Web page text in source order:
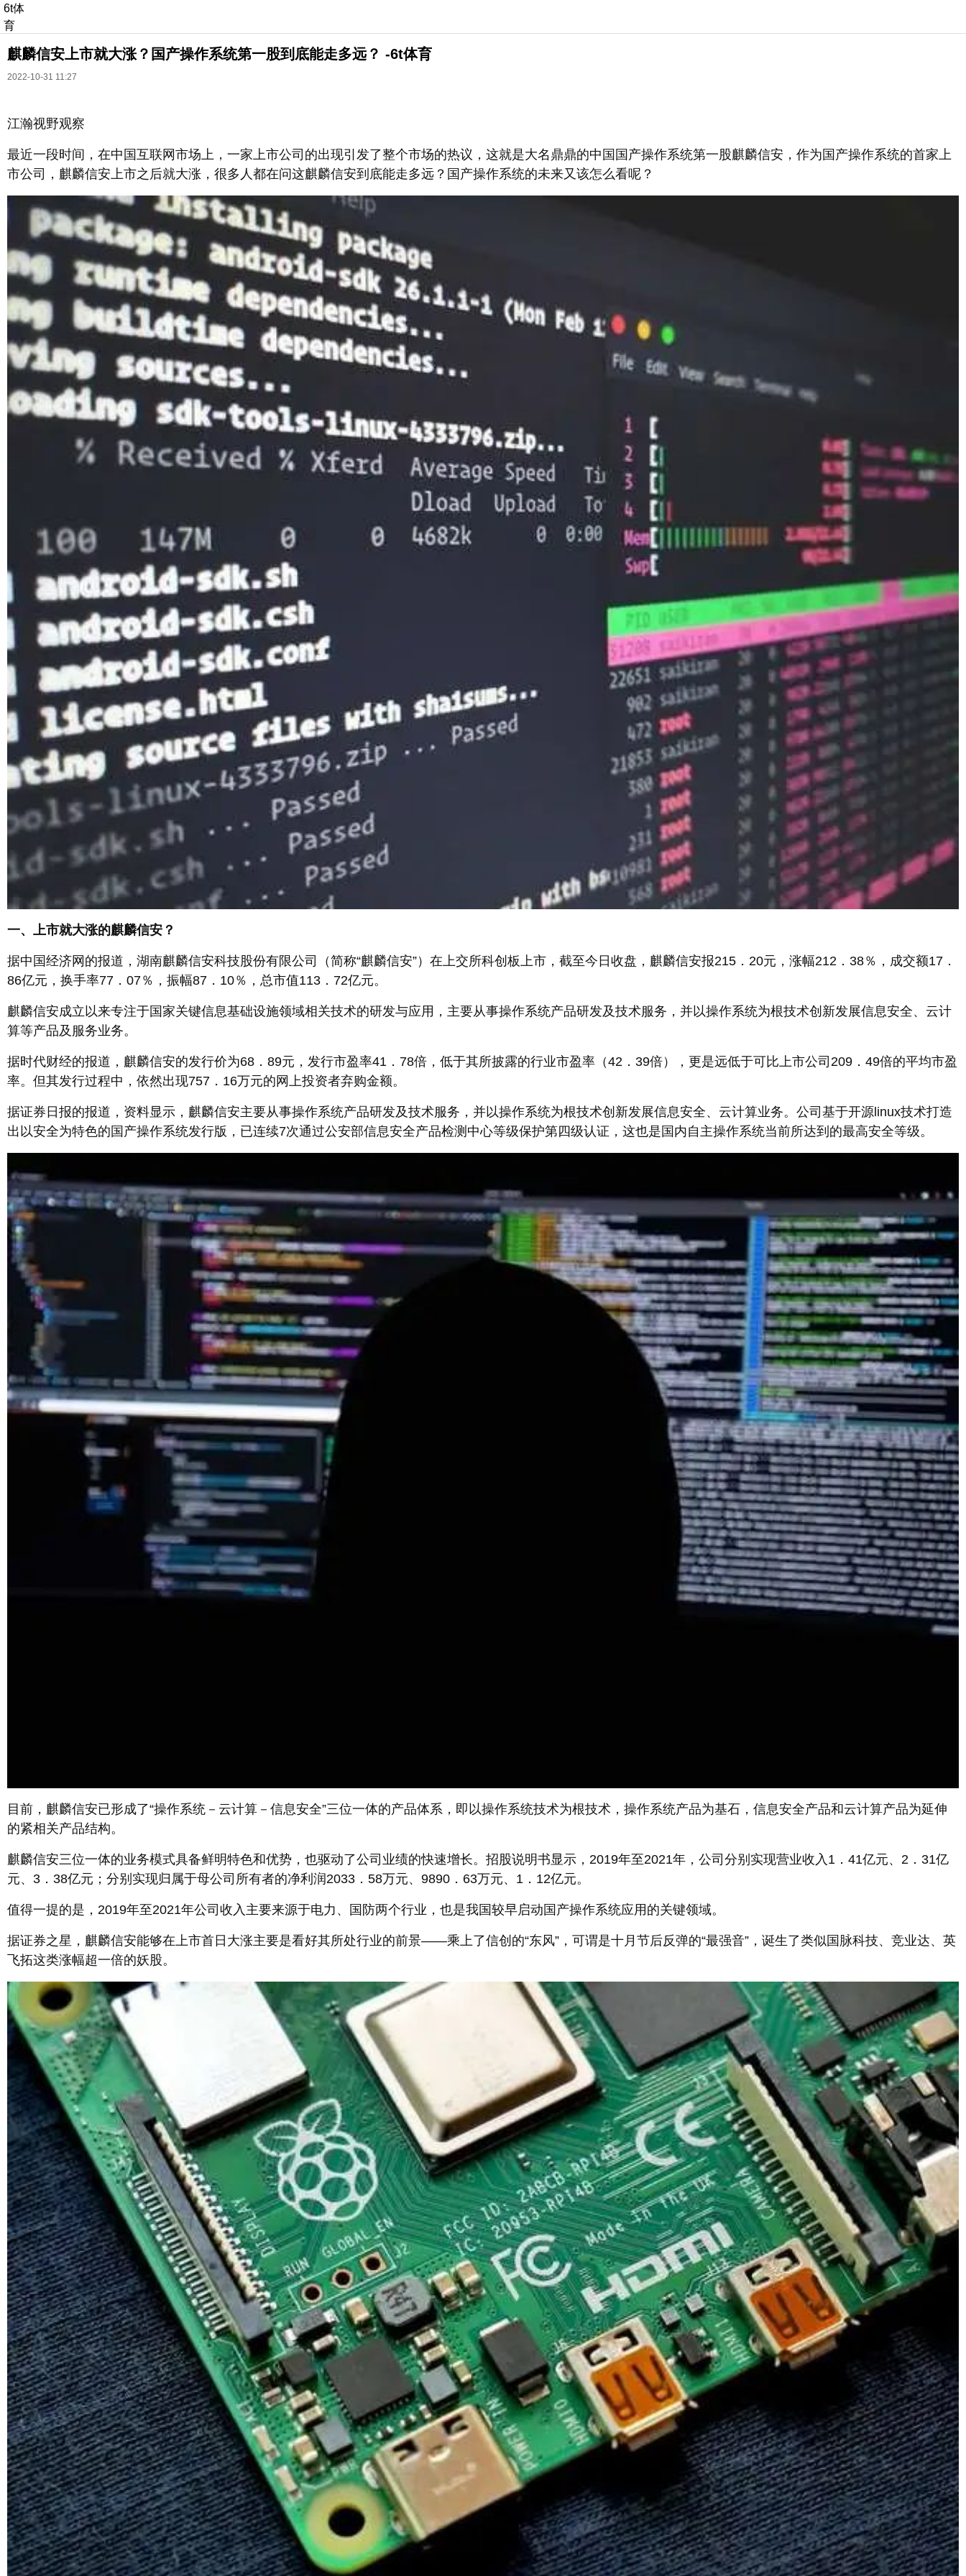
6t体
育
麒麟信安上市就大涨？国产操作系统第一股到底能走多远？ -6t体育
2022-10-31 11:27
江瀚视野观察
最近一段时间，在中国互联网市场上，一家上市公司的出现引发了整个市场的热议，这就是大名鼎鼎的中国国产操作系统第一股麒麟信安，作为国产操作系统的首家上
市公司，麒麟信安上市之后就大涨，很多人都在问这麒麟信安到底能走多远？国产操作系统的未来又该怎么看呢？
一、上市就大涨的麒麟信安？
据中国经济网的报道，湖南麒麟信安科技股份有限公司（简称“麒麟信安”）在上交所科创板上市，截至今日收盘，麒麟信安报215．20元，涨幅212．38％，成交额17．
86亿元，换手率77．07％，振幅87．10％，总市值113．72亿元。
麒麟信安成立以来专注于国家关键信息基础设施领域相关技术的研发与应用，主要从事操作系统产品研发及技术服务，并以操作系统为根技术创新发展信息安全、云计
算等产品及服务业务。
据时代财经的报道，麒麟信安的发行价为68．89元，发行市盈率41．78倍，低于其所披露的行业市盈率（42．39倍），更是远低于可比上市公司209．49倍的平均市盈
率。但其发行过程中，依然出现757．16万元的网上投资者弃购金额。
据证券日报的报道，资料显示，麒麟信安主要从事操作系统产品研发及技术服务，并以操作系统为根技术创新发展信息安全、云计算业务。公司基于开源linux技术打造
出以安全为特色的国产操作系统发行版，已连续7次通过公安部信息安全产品检测中心等级保护第四级认证，这也是国内自主操作系统当前所达到的最高安全等级。
目前，麒麟信安已形成了“操作系统－云计算－信息安全”三位一体的产品体系，即以操作系统技术为根技术，操作系统产品为基石，信息安全产品和云计算产品为延伸
的紧相关产品结构。
麒麟信安三位一体的业务模式具备鲜明特色和优势，也驱动了公司业绩的快速增长。招股说明书显示，2019年至2021年，公司分别实现营业收入1．41亿元、2．31亿
元、3．38亿元；分别实现归属于母公司所有者的净利润2033．58万元、9890．63万元、1．12亿元。
值得一提的是，2019年至2021年公司收入主要来源于电力、国防两个行业，也是我国较早启动国产操作系统应用的关键领域。
据证券之星，麒麟信安能够在上市首日大涨主要是看好其所处行业的前景——乘上了信创的“东风”，可谓是十月节后反弹的“最强音”，诞生了类似国脉科技、竞业达、英
飞拓这类涨幅超一倍的妖股。
长按识别二维码